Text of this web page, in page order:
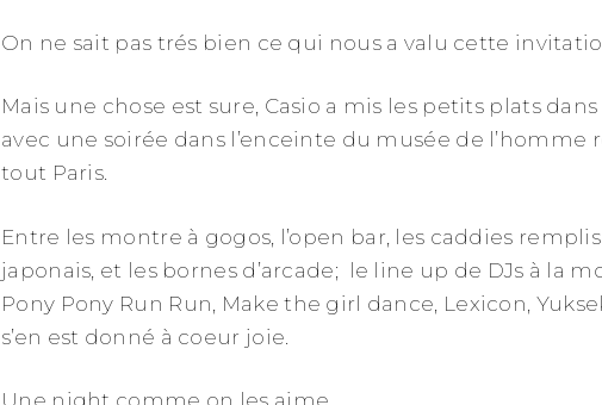
On ne sait pas trés bien ce qui nous a valu cette
Mais une chose est sure, Casio a mis les petits plats
avec une soirée dans l’enceinte du musée de l’homme
tout Paris.
Entre les montre à gogos, l’open bar, les caddies
japonais, et les bornes d’arcade; le line up de DJs à la
Pony Pony Run Run, Make the girl dance, Lexicon,
s’en est donné à coeur joie.